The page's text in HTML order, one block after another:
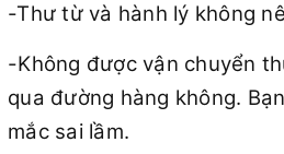
-Thư từ và hành lý không
-Không được vận chuyển
qua đường hàng không.
mắc sai lầm.